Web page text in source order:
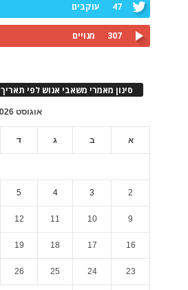
47 עוקבים
307 מנויים
סינון מאמרי משאבי אנוש לפי תאריך
אוגוסט 2026
א ב ג ד
2
3
4
5
9
10
11
12
16
17
18
19
23
24
25
26